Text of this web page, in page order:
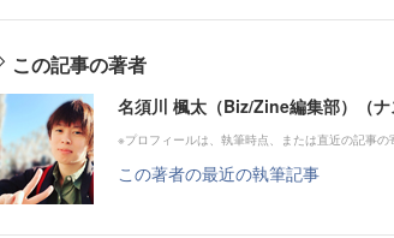
この記事の著者
名須川 楓太（Biz/Zine編集部）（ナ
※プロフィールは、執筆時点、または直近の記事
この著者の最近の執筆記事